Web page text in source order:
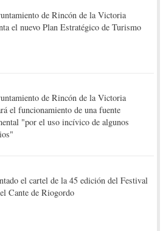
de Rincón de la Victoria
el nuevo Plan Estratégico de Turismo
de Rincón de la Victoria
el funcionamiento de una fuente
"por el uso incívico de algunos
el cartel de la 45 edición del Festival
Cante de Riogordo